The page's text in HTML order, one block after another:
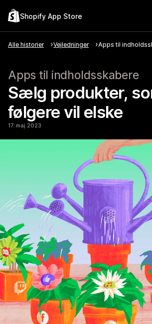
Shopify App Store
Alle historier Vejledninger Apps til
Apps til indholdsskabere
Sælg produkter,
følgere vil elske
17. maj 2023